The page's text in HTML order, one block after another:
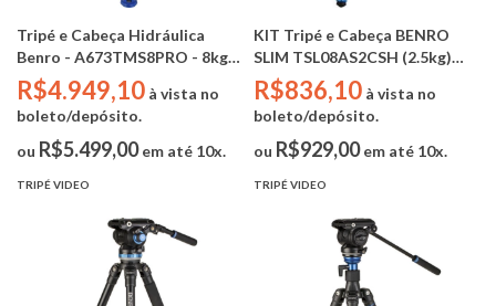
Tripé e Cabeça Hidráulica
Benro - A673TMS8PRO - 8kg
(+BOLSA)
R$4.949,10 à vista no
boleto/depósito.
ou R$5.499,00em até 10x.
TRIPÉ VIDEO
KIT Tripé e Cabeça BENRO
SLIM TSL08AS2CSH (2.5kg)
Alumínio
R$836,10 à vista no
boleto/depósito.
ou R$929,00em até 10x.
TRIPÉ VIDEO